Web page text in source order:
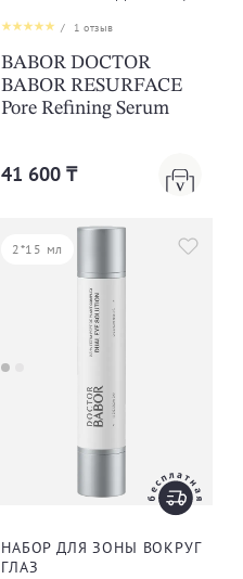
/ 1 отзыв
BABOR DOCTOR
BABOR RESURFACE
Pore Refining Serum
41 600 ₸
2*15 мл
НАБОР ДЛЯ ЗОНЫ ВОКРУГ
ГЛАЗ